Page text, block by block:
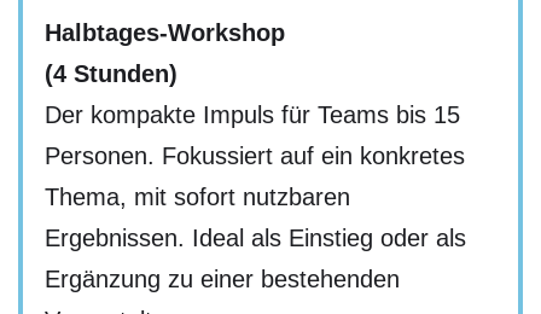
Halbtages-Workshop
(4 Stunden)
Der kompakte Impuls für Teams bis 15
Personen. Fokussiert auf ein konkretes
Thema, mit sofort nutzbaren
Ergebnissen. Ideal als Einstieg oder als
Ergänzung zu einer bestehenden